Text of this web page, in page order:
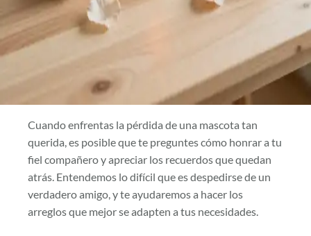
Cuando enfrentas la pérdida de una mascota tan
querida, es posible que te preguntes cómo honrar a tu
fiel compañero y apreciar los recuerdos que quedan
atrás. Entendemos lo difícil que es despedirse de un
verdadero amigo, y te ayudaremos a hacer los
arreglos que mejor se adapten a tus necesidades.